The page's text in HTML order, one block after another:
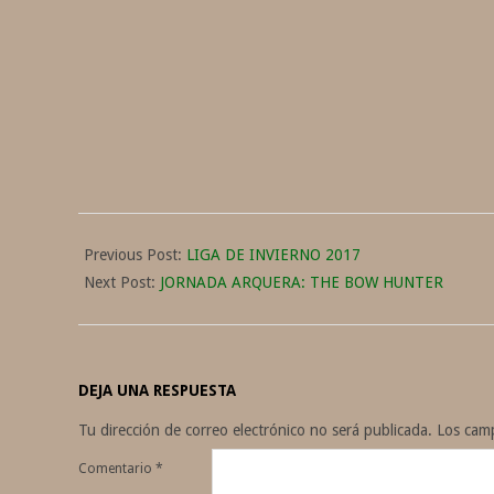
03-
06
Previous Post: LIGA DE INVIERNO 2017
Next Post: JORNADA ARQUERA: THE BOW HUNTER
DEJA UNA RESPUESTA
Tu dirección de correo electrónico no será publicada. Los
Comentario *